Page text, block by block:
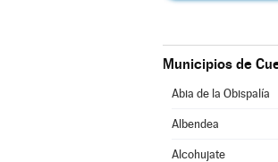
Municipios de
Abia de la Obispalía
Albendea
Alcohujate